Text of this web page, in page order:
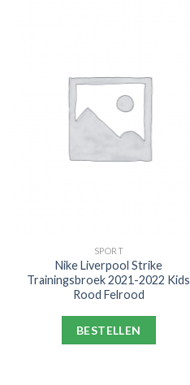
SPORT
Nike Liverpool Strike
Trainingsbroek 2021-2022 Kids
Rood Felrood
BESTELLEN